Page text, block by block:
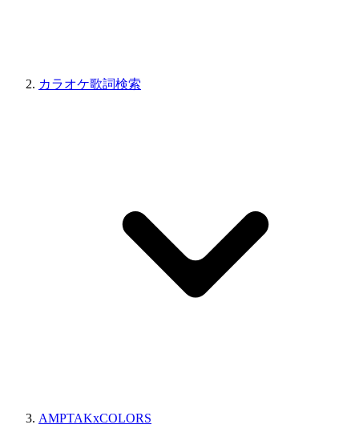
カラオケ歌詞検索
AMPTAKxCOLORS